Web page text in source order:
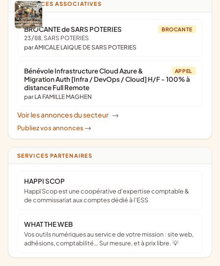
ANNONCES ASSOCIATIVES
BROCANTE
BROCANTE de SARS POTERIES
23/08, SARS POTERIES
par AMICALE LAIQUE DE SARS POTERIES
APPEL
Bénévole Infrastructure Cloud Azure &
Migration Auth [Infra / DevOps / Cloud] H/F - 100% à
distance Full Remote
par LA FAMILLE MAGHEN
Voir les annonces du secteur ->
Publiez vos annonces ->
SERVICES PARTENAIRES
HAPPI SCOP
Happï Scop est une coopérative d’expertise comptable &
de commissariat aux comptes dédié à l'ESS
WHAT THE WEB
Vos outils numériques au service de votre mission : site web,
adhésions, comptabilité… Sur mesure, et à prix libre. 💡